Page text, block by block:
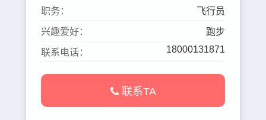
职务： 飞行员
兴趣爱好： 跑步
联系电话： 18000131871
联系TA